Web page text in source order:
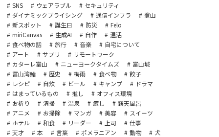
SNS
ウェアラブル
セキュリティ
ダイナミックプライシング
通信インフラ
登山
新スポット
誕生日 防災
Felo
miriCanvas
生成AI 自作
温活
食べ物の話
旅行 音楽
自宅について
アート
サプリ
リモートワーク
カターレ富山
ニューヨークタイムズ
富山城
富山湾鮨
歴史 梅雨 食べ物
餃子
レシピ
自炊 ビール キャンプ
ドラマ
はまっているもの
推し
オフィス環境
お祈り
清掃 温泉 癒し
露天風呂
アニメ
お掃除 マンガ 美容
スイーツ
ホテル
和食 リーダー 上司
仕事
天才
本 言葉 ポメラニアン 動物
犬